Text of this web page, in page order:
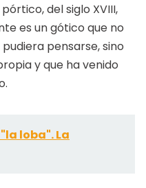
del siglo XVIII,
es un gótico que no
pensarse, sino
y que ha venido
loba". La